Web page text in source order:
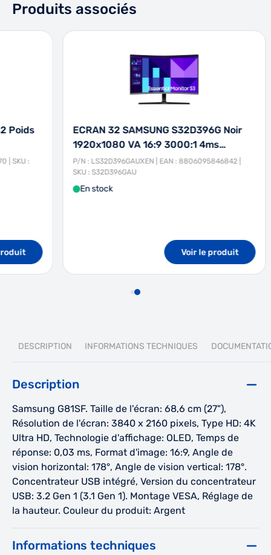
Produits associés
SKU :
ECRAN 32 SAMSUNG S32D396G Noir
1920x1080 VA 16:9 3000:1 4ms…
P/N : LS32D396GAUXEN | EAN : 8806095846842 |
SKU : S32D396GAU
En stock
Voir le produit
DESCRIPTION INFORMATIONS TECHNIQUES
Description
Samsung G81SF. Taille de l'écran: 68,6 cm (27"),
Résolution de l'écran: 3840 x 2160 pixels, Type HD: 4K
Ultra HD, Technologie d'affichage: OLED, Temps de
réponse: 0,03 ms, Format d'image: 16:9, Angle de
vision horizontal: 178°, Angle de vision vertical: 178°.
Concentrateur USB intégré, Version du concentrateur
USB: 3.2 Gen 1 (3.1 Gen 1). Montage VESA, Réglage de
la hauteur. Couleur du produit: Argent
Informations techniques